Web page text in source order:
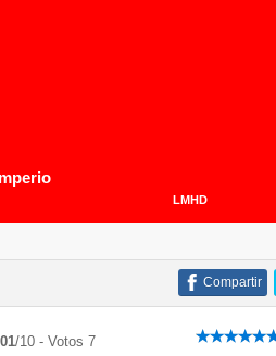
LMHD
Compartir
/10 - Votos 7